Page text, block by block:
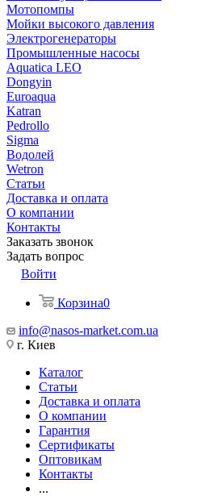
Мотопомпы
Мойки высокого давления
Электрогенераторы
Промышленные насосы
Aquatica LEO
Dongyin
Euroaqua
Katran
Pedrollo
Sigma
Водолей
Wetron
Статьи
Доставка и оплата
О компании
Контакты
Заказать звонок
Задать вопрос
Войти
Корзина0
info@nasos-market.com.ua
г. Киев
Каталог
Статьи
Доставка и оплата
О компании
Гарантия
Сертификаты
Оптовикам
Контакты
...